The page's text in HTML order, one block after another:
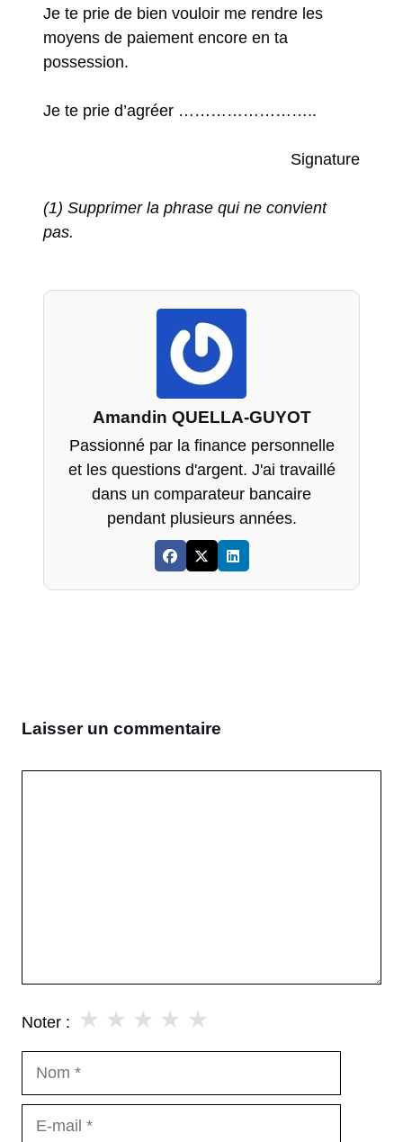
Je te prie de bien vouloir me rendre les
moyens de paiement encore en ta
possession.
Je te prie d’agréer ……………………..
Signature
(1) Supprimer la phrase qui ne convient
pas.
Amandin QUELLA-GUYOT
Passionné par la finance personnelle
et les questions d'argent. J'ai travaillé
dans un comparateur bancaire
pendant plusieurs années.
Laisser un commentaire
Noter : ★
★
★
★
★